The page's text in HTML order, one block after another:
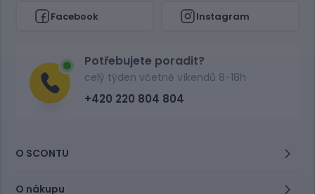
Facebook Instagram
Potřebujete poradit?
celý týden včetně víkendů 8-18h
+420 220 804 804
O SCONTU
O nákupu